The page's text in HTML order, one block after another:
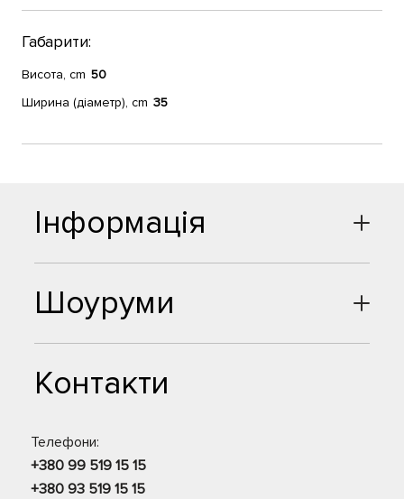
Габарити:
Висота, cm 50
Ширина (діаметр), cm 35
Шоуруми
Контакти
Телефони:
+380 99 519 15 15
+380 93 519 15 15
Інформація